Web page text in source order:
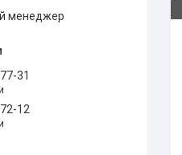
менеджер
31
12